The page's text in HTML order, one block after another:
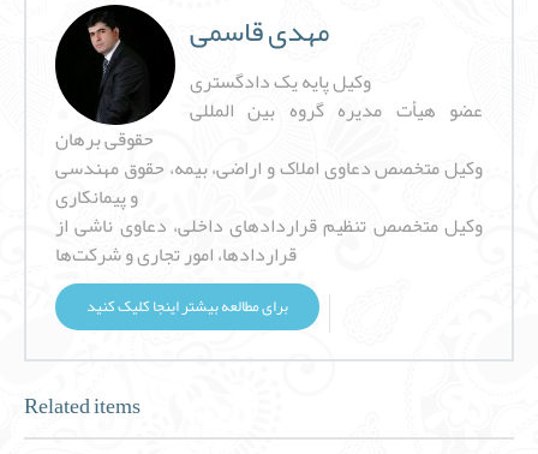
مهدی قاسمی
وکیل پایه یک دادگستری
عضو هیأت مدیره گروه بین المللی
حقوقی برهان
وکیل متخصص دعاوی املاک و اراضی، بیمه، حقوق مهندسی
و پیمانکاری
وکیل متخصص تنظیم قراردادهای داخلی، دعاوی ناشی از
قراردادها، امور تجاری و شرکت‌ها
برای مطالعه بیشتر اینجا کلیک کنید
Related items